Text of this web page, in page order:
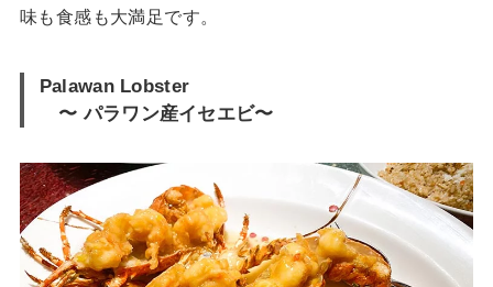
味も食感も大満足です。
Palawan Lobster
〜 パラワン産イセエビ〜